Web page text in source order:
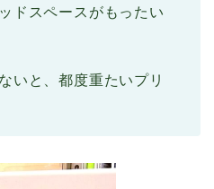
ドスペースがもったい
いと、都度重たいプリ